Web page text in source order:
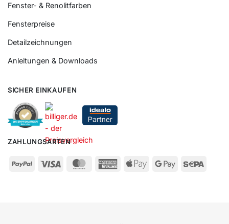
Fenster- & Renolitfarben
Fensterpreise
Detailzeichnungen
Anleitungen & Downloads
SICHER EINKAUFEN
ZAHLUNGSARTEN